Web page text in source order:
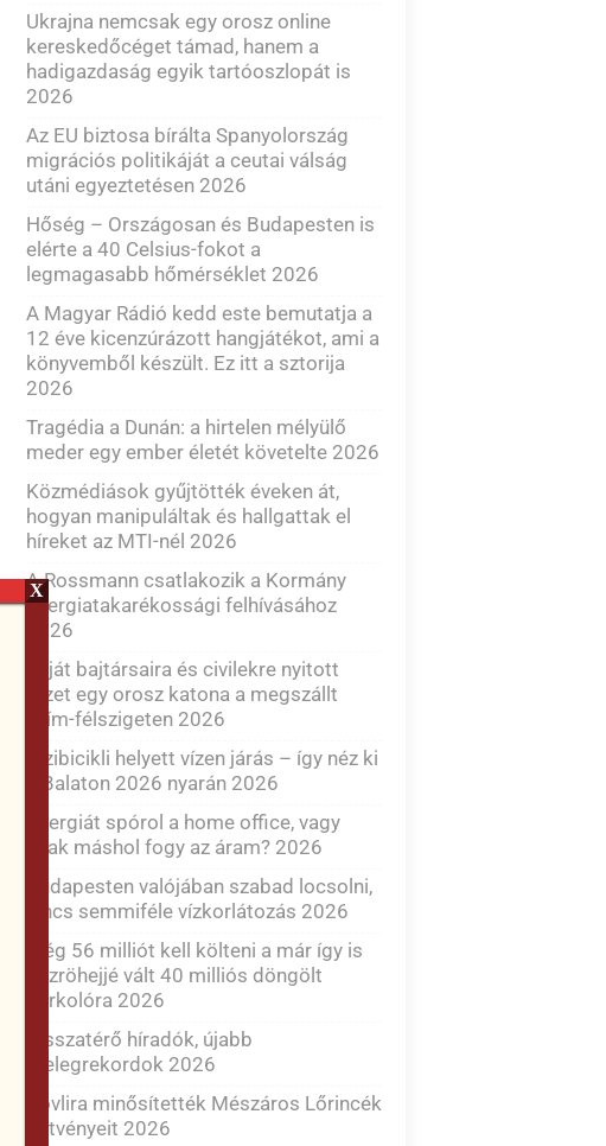
Ukrajna nemcsak egy orosz online
kereskedőcéget támad, hanem a
hadigazdaság egyik tartóoszlopát is
2026
Az EU biztosa bírálta Spanyolország
migrációs politikáját a ceutai válság
utáni egyeztetésen 2026
Hőség – Országosan és Budapesten is
elérte a 40 Celsius-fokot a
legmagasabb hőmérséklet 2026
A Magyar Rádió kedd este bemutatja a
12 éve kicenzúrázott hangjátékot, ami a
könyvemből készült. Ez itt a sztorija
2026
Tragédia a Dunán: a hirtelen mélyülő
meder egy ember életét követelte 2026
Közmédiások gyűjtötték éveken át,
hogyan manipuláltak és hallgattak el
híreket az MTI-nél 2026
A Rossmann csatlakozik a Kormány
energiatakarékossági felhívásához
2026
Saját bajtársaira és civilekre nyitott
tüzet egy orosz katona a megszállt
Krím-félszigeten 2026
Vízibicikli helyett vízen járás – így néz ki
a Balaton 2026 nyarán 2026
Energiát spórol a home office, vagy
csak máshol fogy az áram? 2026
Budapesten valójában szabad locsolni,
nincs semmiféle vízkorlátozás 2026
Még 56 milliót kell költeni a már így is
közröhejjé vált 40 milliós döngölt
parkolóra 2026
Visszatérő híradók, újabb
melegrekordok 2026
Bóvlira minősítették Mészáros Lőrincék
kötvényeit 2026
X